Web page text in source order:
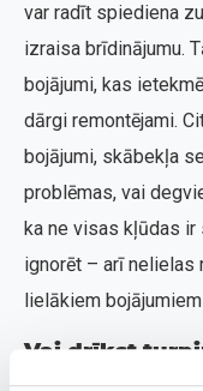
var radīt spiediena
izraisa brīdinājumu.
bojājumi, kas
dārgi remontējami.
bojājumi, skābekļa
problēmas, vai
ka ne visas kļūdas
ignorēt – arī nelielas
lielākiem
Vai drīkst
Check Engine?